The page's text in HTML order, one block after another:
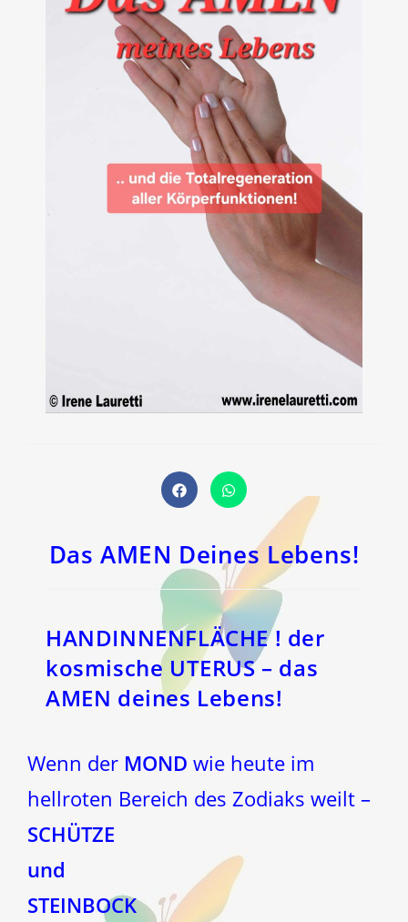
Öffnet
in
Fenster
Öffnet
in
neuen
Fenster
Das AMEN Deines Lebens!
HANDINNENFLÄCHE ! der
kosmische UTERUS – das
AMEN deines Lebens!
Wenn der MOND wie heute im
hellroten Bereich des Zodiaks weilt –
SCHÜTZE
und
STEINBOCK